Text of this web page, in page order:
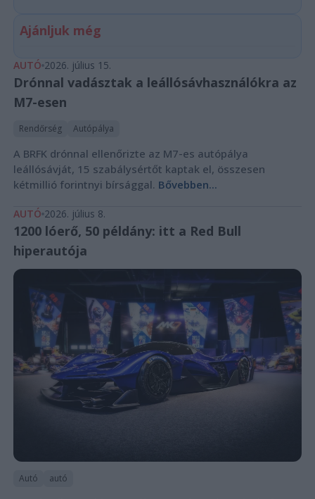
Ajánljuk még
AUTÓ 2026. július 15.
Drónnal vadásztak a leállósávhasználókra az
M7-esen
Rendőrség Autópálya
A BRFK drónnal ellenőrizte az M7-es autópálya
leállósávját, 15 szabálysértőt kaptak el, összesen
kétmillió forintnyi bírsággal. Bővebben...
AUTÓ 2026. július 8.
1200 lóerő, 50 példány: itt a Red Bull
hiperautója
Autó autó